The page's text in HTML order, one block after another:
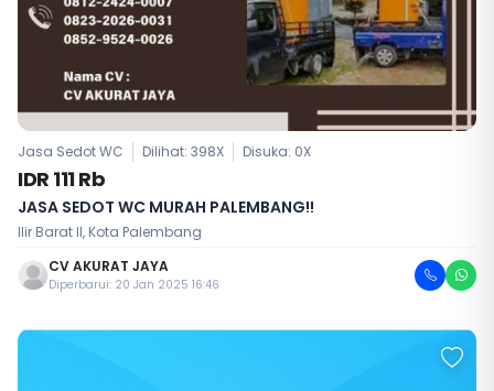
Jasa Sedot WC Dilihat: 398X Disuka: 0X
IDR 111 Rb
JASA SEDOT WC MURAH PALEMBANG!!
Ilir Barat II, Kota Palembang
CV AKURAT JAYA
Diperbarui: 20 Jan 2025 16:46